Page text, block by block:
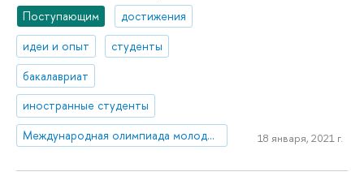
Поступающим
достижения
идеи и опыт
студенты
бакалавриат
иностранные студенты
Международная олимпиада молодежи
18 января, 2021 г.